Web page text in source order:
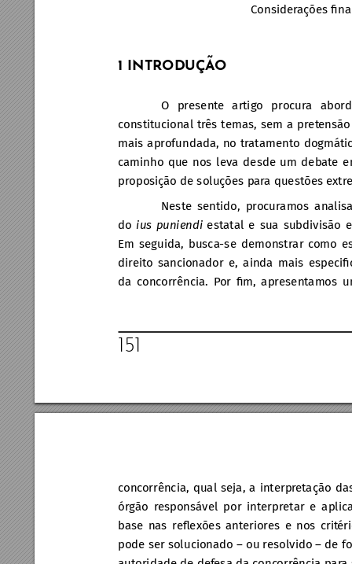
151
Considerações
1 INTRODUÇÃO
O presente artigo procura
constitucional três temas, sem a pret
mais aprofundada, no tratamento
caminho que nos leva desde um debate
proposição de soluções para questões
Neste sentido, procuramos
do ius puniendi estatal e sua subdivisão
Em seguida, busca-se demonstrar como
direito sancionador e, ainda mais
da concorrência. Por ﬁm, apresentamos
concorrência, qual seja, a interpretação
órgão responsável por interpretar e aplic
base nas reﬂexões anteriores e nos crit
pode ser solucionado – ou resolvido – de